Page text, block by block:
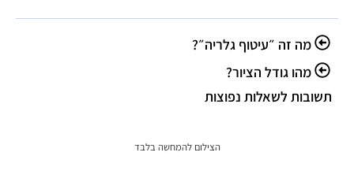
מה זה ״עיטוף גלריה״?
מהו גודל הציור?
תשובות לשאלות נפוצות
הצילום להמחשה בלבד